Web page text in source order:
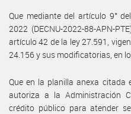
Que mediante del artículo 9°
2022 (DECNU-2022-88-APN-
artículo 42 de la ley 27.591,
24.156 y sus modificatorias, en
Que en la planilla anexa citada
autoriza a la Administración
crédito público para atender